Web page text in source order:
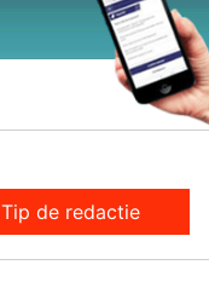
Tip de redactie